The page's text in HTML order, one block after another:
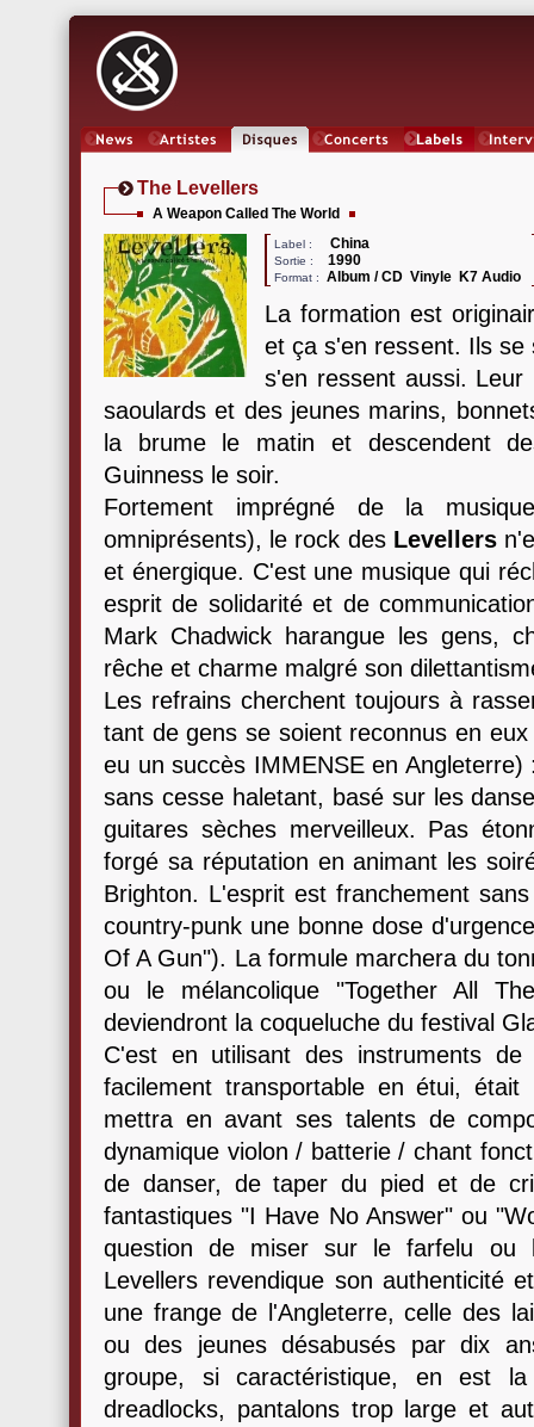
The Levellers
A Weapon Called The World
Label : China
Sortie : 1990
Format : Album / CD Vinyle K7 Audio
La formation est
et ça s'en ressent. Ils
s'en ressent aussi.
saoulards et des jeunes marins,
la brume le matin et descendent
Guinness le soir.
Fortement imprégné de la
omniprésents), le rock des Levellers
et énergique. C'est une musique qui
esprit de solidarité et de
Mark Chadwick harangue les gens,
rêche et charme malgré son
Les refrains cherchent toujours à
tant de gens se soient reconnus en
eu un succès IMMENSE en
sans cesse haletant, basé sur les
guitares sèches merveilleux. Pas
forgé sa réputation en animant les
Brighton. L'esprit est franchement
country-punk une bonne dose
Of A Gun"). La formule marchera du
ou le mélancolique "Together All
deviendront la coqueluche du festival
C'est en utilisant des instruments
facilement transportable en étui,
mettra en avant ses talents de
dynamique violon / batterie / chant
de danser, de taper du pied et de
fantastiques "I Have No Answer" ou
question de miser sur le farfelu ou
Levellers revendique son authenticité
une frange de l'Angleterre, celle des
ou des jeunes désabusés par dix
groupe, si caractéristique, en est
dreadlocks, pantalons trop large et